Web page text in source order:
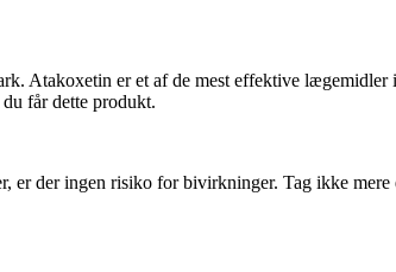
Atakoxetin er et af de mest effektive
får dette produkt.
der ingen risiko for bivirkninger. Tag ikke